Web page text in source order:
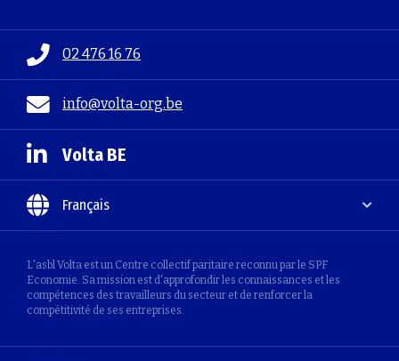
02 476 16 76
info@volta-org.be
L'asbl Volta est un Centre collectif paritaire reconnu par le SPF
Economie. Sa mission est d'approfondir les connaissances et les
compétences des travailleurs du secteur et de renforcer la
compétitivité de ses entreprises.
Volta BE
Français